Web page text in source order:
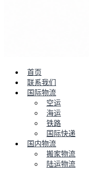
首页
联系我们
国际物流
空运
海运
铁路
国际快递
国内物流
搬家物流
陆运物流